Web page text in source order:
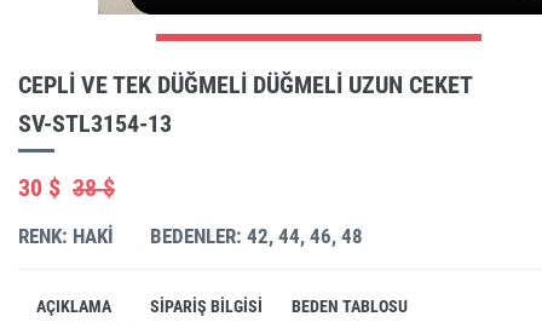
CEPLI VE TEK DÜĞMELI DÜĞMELI UZUN CEKET
SV-STL3154-13
30 $ 38 $
RENK: HAKI BEDENLER: 42, 44, 46, 48
AÇIKLAMA SIPARIŞ BILGISI BEDEN TABLOSU